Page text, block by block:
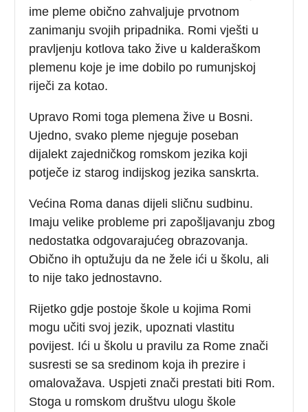
ime pleme obično zahvaljuje prvotnom
zanimanju svojih pripadnika. Romi vješti u
pravljenju kotlova tako žive u kalderaškom
plemenu koje je ime dobilo po rumunjskoj
riječi za kotao.
Upravo Romi toga plemena žive u Bosni.
Ujedno, svako pleme njeguje poseban
dijalekt zajedničkog romskom jezika koji
potječe iz starog indijskog jezika sanskrta.
Većina Roma danas dijeli sličnu sudbinu.
Imaju velike probleme pri zapošljavanju zbog
nedostatka odgovarajućeg obrazovanja.
Obično ih optužuju da ne žele ići u školu, ali
to nije tako jednostavno.
Rijetko gdje postoje škole u kojima Romi
mogu učiti svoj jezik, upoznati vlastitu
povijest. Ići u školu u pravilu za Rome znači
susresti se sa sredinom koja ih prezire i
omalovažava. Uspjeti znači prestati biti Rom.
Stoga u romskom društvu ulogu škole